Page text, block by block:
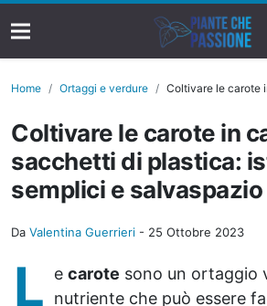
Home Ortaggi e verdure Coltivare le carote in casa in
Coltivare le carote in
sacchetti di plastica:
semplici e salvaspazio
Da Valentina Guerrieri - 25 Ottobre 2023
L e carote sono un ortaggio
nutriente che può essere